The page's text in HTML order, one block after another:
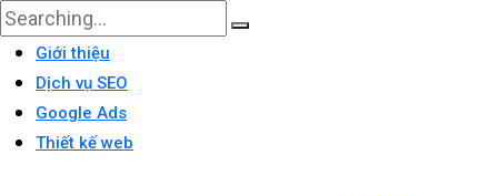
Giới thiệu
Dịch vụ SEO
Google Ads
Thiết kế web